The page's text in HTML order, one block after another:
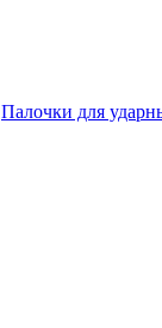
Палочки для